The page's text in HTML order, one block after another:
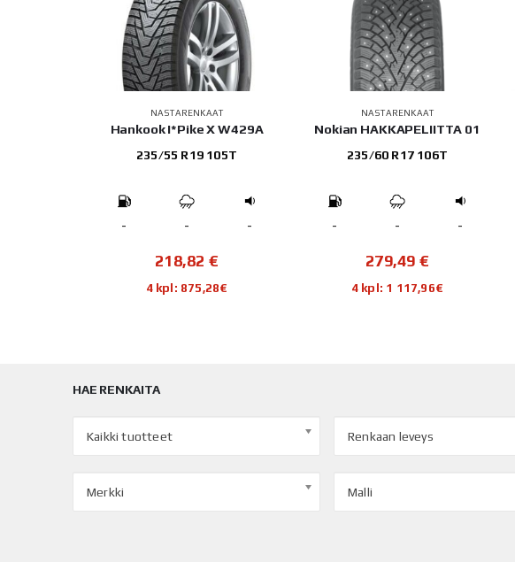
NASTARENKAAT
Hankook I*Pike X W429A
235/55 R19 105T
- - -
218,82 €
4 kpl: 875,28€
NASTARENKAAT
Nokian HAKKAPELIITTA 01
235/60 R17 106T
- - -
279,49 €
4 kpl: 1 117,96€
HAE RENKAITA
Kaikki tuotteet Renkaan leveys
Merkki Malli